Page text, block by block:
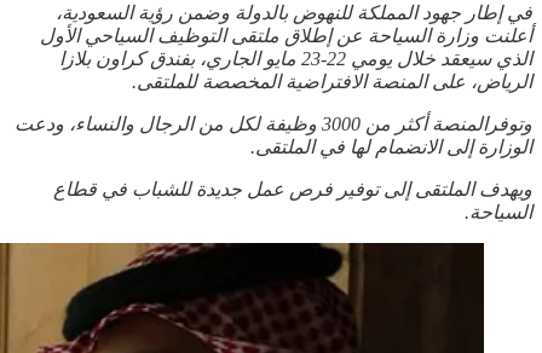
في إطار جهود المملكة للنهوض بالدولة وضمن رؤية السعودية،
أعلنت وزارة السياحة عن إطلاق ملتقى التوظيف السياحي الأول
الذي سيعقد خلال يومي 22-23 مايو الجاري، بفندق كراون بلازا
الرياض، على المنصة الافتراضية المخصصة للملتقى.
وتوفرالمنصة أكثر من 3000 وظيفة لكل من الرجال والنساء، ودعت
الوزارة إلى الانضمام لها في الملتقى.
ويهدف الملتقى إلى توفير فرص عمل جديدة للشباب في قطاع
السياحة.